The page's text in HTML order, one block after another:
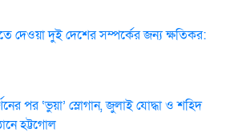
দেওয়া দুই দেশের সম্পর্কের জন্য ক্ষতিকর:
পর ‘ভুয়া’ স্লোগান, জুলাই যোদ্ধা ও শহিদ
হট্টগোল